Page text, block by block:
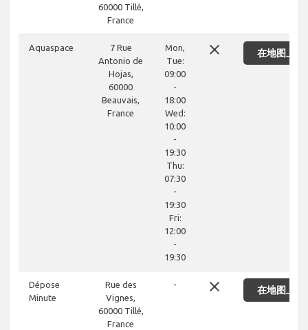
60000 Tillé,
France
Aquaspace
7 Rue
Antonio de
Hojas,
60000
Beauvais,
France
Mon,
Tue:
09:00
-
18:00
Wed:
10:00
-
19:30
Thu:
07:30
-
19:30
Fri:
12:00
-
19:30
close 在地图上显
Dépose
Minute
Rue des
Vignes,
60000 Tillé,
France
- close 在地图上显